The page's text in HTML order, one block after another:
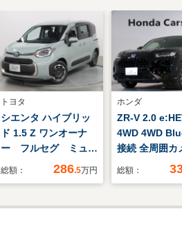
トヨタ
シエンタ ハイブリッ
ド 1.5 Z ワンオーナ
ー フルセグ ミュー
ジックプレイヤー接続
ETC ドラレコ 両側
総額： 286.5万円
ホンダ
ZR-V 2.0
4WD 4WD
接続 全周囲カ
動リアゲート
インターナビ
総額：